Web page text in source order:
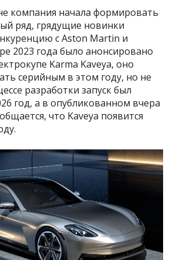
компания начала формировать
ряд, грядущие новинки
с Aston Martin и
2023 года было анонсировано
Karma Kaveya, оно
серийным в этом году, но не
разработки запуск был
год, а в опубликованном вчера
что Kaveya появится